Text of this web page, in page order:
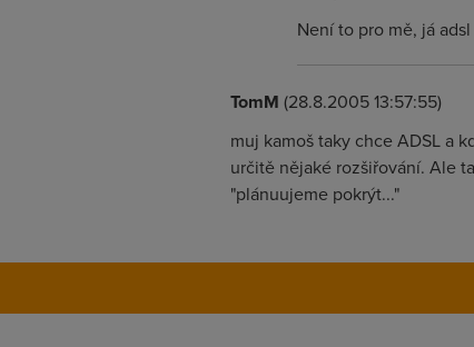
Není to pro mě, já
TomM (28.8.2005 13:57:55)
muj kamoš taky chce ADSL a
určitě nějaké rozšiřování. Ale
"plánuujeme pokrýt..."